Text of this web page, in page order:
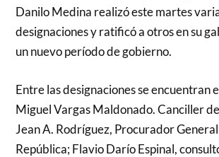
Danilo Medina realizó este martes
designaciones y ratificó a otros en su
un nuevo período de gobierno.
Entre las designaciones se encuentran
Miguel Vargas Maldonado. Canciller
Jean A. Rodríguez, Procurador
República; Flavio Darío Espinal,